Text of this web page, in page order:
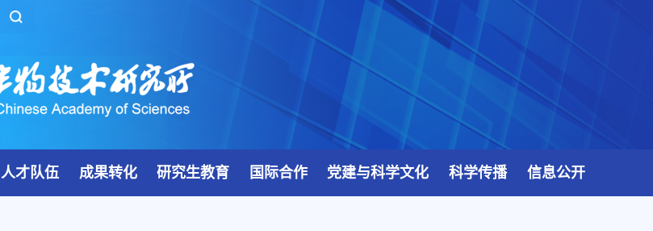
人才队伍 成果转化 研究生教育 国际合作 党建与科学文化 科学传播 信息公开